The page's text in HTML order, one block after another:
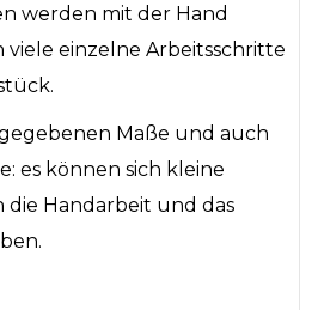
werden mit der Hand
viele einzelne Arbeitsschritte
Maße und auch
es können sich kleine
Handarbeit und das